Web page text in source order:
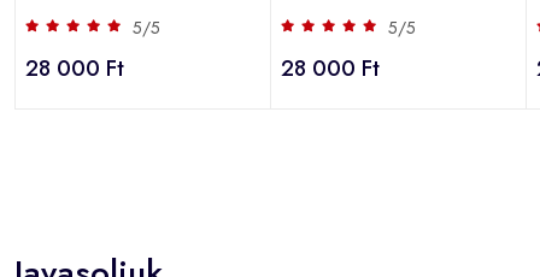
5/5
28 000 Ft
őszibarack
5/5
28 000 Ft